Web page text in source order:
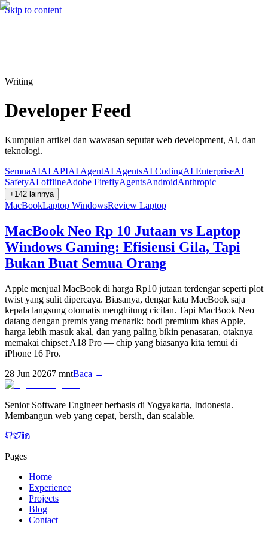
Skip to content
Cari⌘K Hire me
Writing
Developer Feed
Kumpulan artikel dan wawasan seputar web development, AI, dan
teknologi.
SemuaAIAI APIAI AgentAI AgentsAI CodingAI EnterpriseAI
SafetyAI offlineAdobe FireflyAgentsAndroidAnthropic
+142 lainnya
MacBookLaptop WindowsReview Laptop
MacBook Neo Rp 10 Jutaan vs Laptop
Windows Gaming: Efisiensi Gila, Tapi
Bukan Buat Semua Orang
Apple menjual MacBook di harga Rp10 jutaan terdengar seperti plot
twist yang sulit dipercaya. Biasanya, dengar kata MacBook saja
kepala langsung otomatis menghitung cicilan. Tapi MacBook Neo
datang dengan premis yang menarik: bodi premium khas Apple,
harga lebih masuk akal, dan yang paling bikin penasaran, otaknya
memakai chipset A18 Pro — chip yang biasanya kita temui di
iPhone 16 Pro.
28 Jun 20267 mntBaca →
Senior Software Engineer berbasis di Yogyakarta, Indonesia.
Membangun web yang cepat, bersih, dan scalable.
Pages
Home
Experience
Projects
Blog
Contact